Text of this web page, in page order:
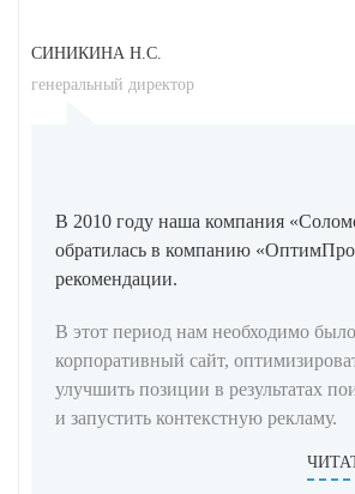
СИНИКИНА Н.С.
генеральный директор
В 2010 году наша компания
обратилась в компанию
рекомендации.
В этот период нам необходимо было
корпоративный сайт,
улучшить позиции в результатах
и запустить контекстную рекламу.